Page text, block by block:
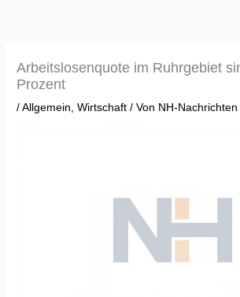
Arbeitslosenquote im Ruhrgebiet
Prozent
/Allgemein,Wirtschaft / Von NH-Nachrichten